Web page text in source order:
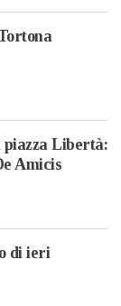
Libertà:
Amicis
di ieri